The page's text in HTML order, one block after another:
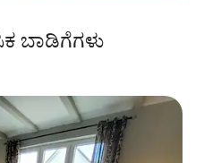
ಬಾಡಿಗೆಗಳು